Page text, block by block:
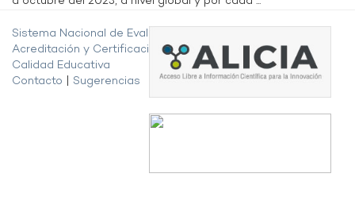
Sistema Nacional de Evaluación,
Acreditación y Certificación de la
Calidad Educativa
Contacto
Sugerencias